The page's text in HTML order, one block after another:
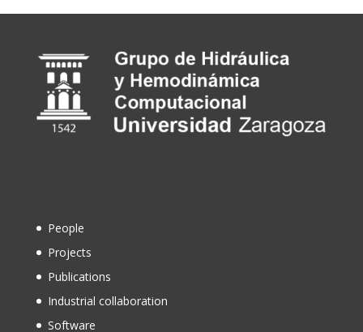
People
Projects
Publications
Industrial collaboration
Software